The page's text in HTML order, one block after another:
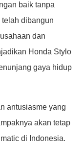
baik tanpa
dibangun
dan
Honda Stylo
gaya hidup
antusiasme yang
akan tetap
di Indonesia.